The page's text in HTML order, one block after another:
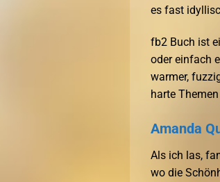
es fast
fb2 Buch ist
oder einfach
warmer,
harte
Amanda
Als ich las,
wo die